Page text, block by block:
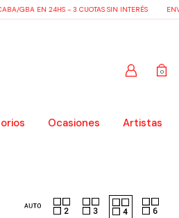
GBA EN 24HS - 3 CUOTAS SIN INTERÉS
0
Ocasiones Artistas